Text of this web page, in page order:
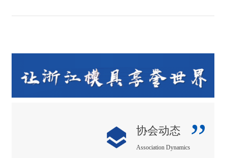
协会动态
Association Dynamics”